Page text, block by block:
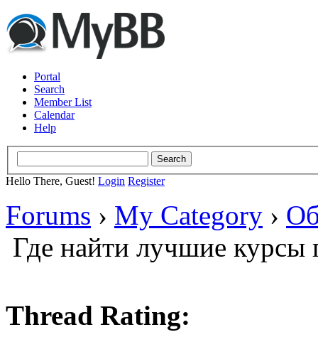
Portal
Search
Member List
Calendar
Help
Hello There, Guest! Login Register
Forums › My Category ›
Где найти лучшие курсы
Thread Rating: